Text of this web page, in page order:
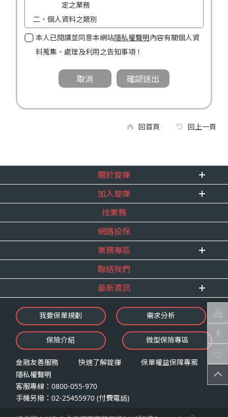
定之業務
二、個人資料之類別
（一）姓名
（二）性別
三、個人資料利用之期間、地區、對象及方式
（一）期間：蒐集之目的存續期間及依法令規定
（四）方式：自動化機器或其他非自動化之方
四、當事人依個資法第三條規定得行使之權利及方
（一）當事人得行使之權利
台端就錠嵂公司向 台端所蒐集之個人資
料，得向錠嵂公司行使下列權利，除法令
另有規定或履行契約所必要外，錠嵂公司
查詢或請求閱覽。
請求製給複製本。
請求補充或更正。
請求停止蒐集、處理或利用。
請求刪除。
（二）當事人行使權利之方式
台端如欲行使上述權利時，得以書面方式
向錠嵂公司申請，申請書面送達地址：台
本人已閱讀並同意本網站隱私權聲明內容有關個人資
料蒐集、處理及利用之告知事項！
回首頁 回上一頁
關於錠嵂
企業資訊
重要事跡
得獎紀錄
服務宣言
合作夥伴
加入錠嵂
內勤招聘
精英招募
年度增員計畫
找業務
網路投保
業務專區
E 線資源網
聯絡我們
最新資訊
最新消息
錠嵂焦點
影音頻道
業務資源分享
我要保單規劃 需求分析
保險介紹 微型保險專區
金融友善服務 快速了解錠嵂
保單權益保障專案
隱私權聲明
客服專線：0800-055-970
手機另撥：02-25455970 (付費電話)